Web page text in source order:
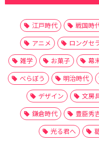
江戸時代 戦国時
アニメ
ロングセ
雑学
お菓子 幕
べらぼう
明治時代
デザイン
文房
鎌倉時代
豊臣秀
光る君へ